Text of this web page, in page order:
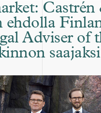
Castrén
ehdolla
Adviser of
saajaksi